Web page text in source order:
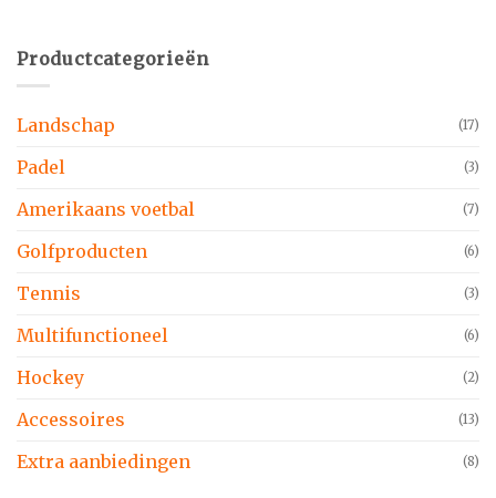
Productcategorieën
Landschap (17)
Padel (3)
Amerikaans voetbal (7)
Golfproducten (6)
Tennis (3)
Multifunctioneel (6)
Hockey (2)
Accessoires (13)
Extra aanbiedingen (8)